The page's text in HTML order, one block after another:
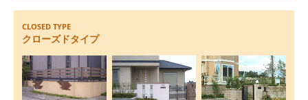
CLOSED TYPE
クローズドタイプ